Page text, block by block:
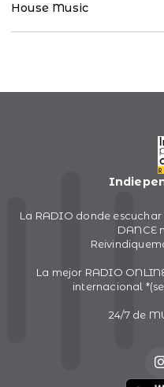
House Music
La RADIO donde
DANCE
La mejor RADIO
internacional
24/7 de